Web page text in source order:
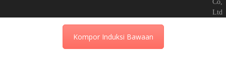
Kompor Induksi Bawaan
Co,
Ltd